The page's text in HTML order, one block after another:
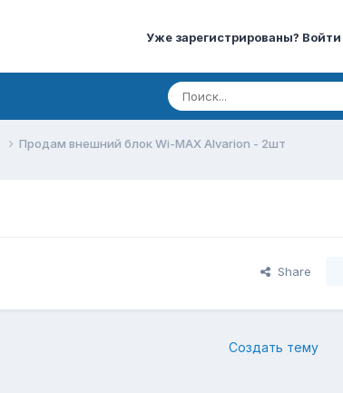
Уже зарегистрированы? Войти
Продам внешний блок Wi-MAX Alvarion - 2шт
Share
Создать тему